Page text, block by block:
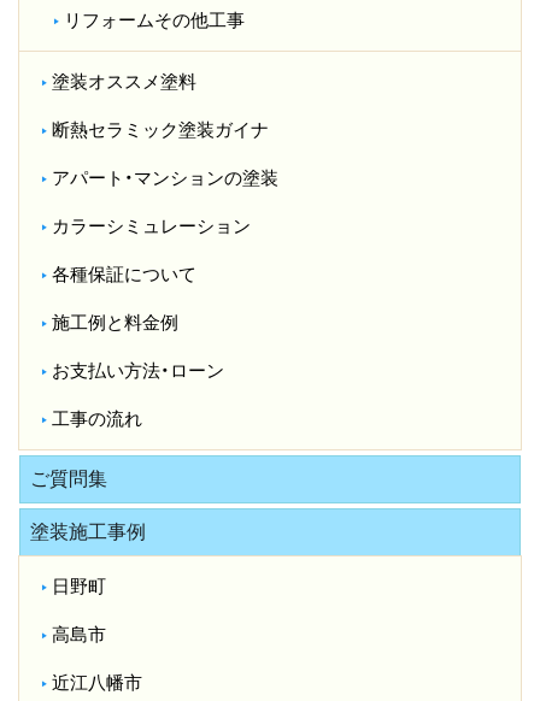
リフォームその他工事
塗装オススメ塗料
断熱セラミック塗装ガイナ
アパート・マンションの塗装
カラーシミュレーション
各種保証について
施工例と料金例
お支払い方法・ローン
工事の流れ
ご質問集
塗装施工事例
日野町
高島市
近江八幡市